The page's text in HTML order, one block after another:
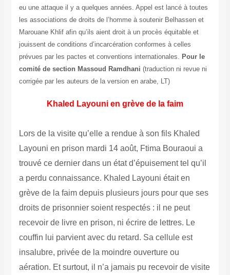
eu une attaque il y a quelques années. Appel est lancé à toutes
les associations de droits de l’homme à soutenir Belhassen et
Marouane Khlif afin qu’ils aient droit à un procès équitable et
jouissent de conditions d’incarcération conformes à celles
prévues par les pactes et conventions internationales. Pour le
comité de section Massoud Ramdhani (traduction ni revue ni
corrigée par les auteurs de la version en arabe, LT)
Khaled Layouni en grève de la faim
Lors de la visite qu’elle a rendue à son fils Khaled
Layouni en prison mardi 14 août, Ftima Bouraoui a
trouvé ce dernier dans un état d’épuisement tel qu’il
a perdu connaissance. Khaled Layouni était en
grève de la faim depuis plusieurs jours pour que ses
droits de prisonnier soient respectés : il ne peut
recevoir de livre en prison, ni écrire de lettres. Le
couffin lui parvient avec du retard. Sa cellule est
insalubre, privée de la moindre ouverture ou
aération. Et surtout, il n’a jamais pu recevoir de visite